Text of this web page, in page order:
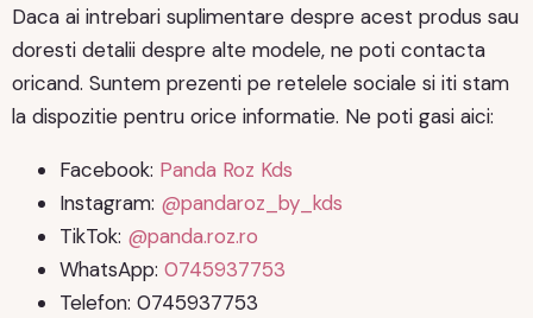
Daca ai intrebari suplimentare despre acest produs sau
doresti detalii despre alte modele, ne poti contacta
oricand. Suntem prezenti pe retelele sociale si iti stam
la dispozitie pentru orice informatie. Ne poti gasi aici:
Facebook: Panda Roz Kds
Instagram: @pandaroz_by_kds
TikTok: @panda.roz.ro
WhatsApp: 0745937753
Telefon: 0745937753